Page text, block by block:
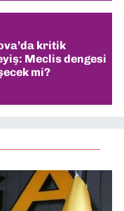
kritik
Meclis dengesi
mi?